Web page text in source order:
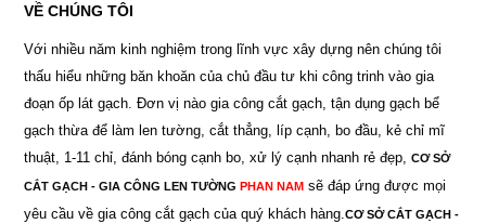
VỀ CHÚNG TÔI
Với nhiều năm kinh nghiệm trong lĩnh vực xây dựng nên chúng tôi
thấu hiểu những băn khoăn của chủ đầu tư khi công trinh vào gia
đoạn ốp lát gạch. Đơn vị nào gia công cắt gạch, tận dụng gạch bể
gạch thừa để làm len tường, cắt thẳng, líp cạnh, bo đầu, kẻ chỉ mĩ
thuật, 1-11 chỉ, đánh bóng cạnh bo, xử lý cạnh nhanh rẻ đẹp,
CƠ SỞ
CẮT GẠCH - GIA CÔNG LEN TƯỜNG PHAN NAMsẽ đáp ứng được mọi
yêu cầu về gia công cắt gạch của quý khách hàng. CƠ SỞ CẮT GẠCH -